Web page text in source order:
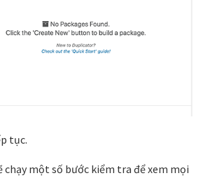
tục.
chạy một số bước kiểm tra để xem mọi